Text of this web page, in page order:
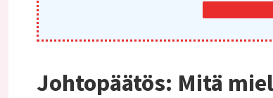
Johtopäätös: Mitä